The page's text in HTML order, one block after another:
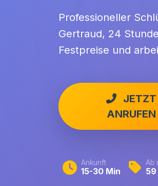
Professioneller
Gertraud, 24
Festpreise und
JETZT
ANRUFEN
Ankunft
15-30 Min
Ab
59